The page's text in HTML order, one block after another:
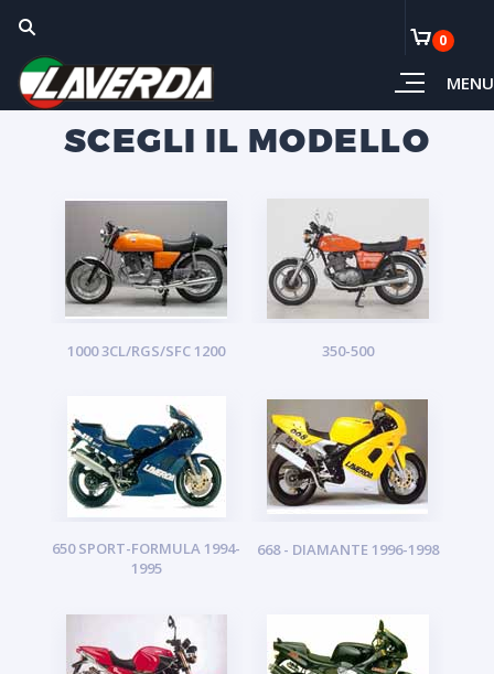
MENU
0
SCEGLI IL MODELLO
1000 3CL/RGS/SFC 1200 350-500
650 SPORT-FORMULA 1994-
1995
668 - DIAMANTE 1996-1998